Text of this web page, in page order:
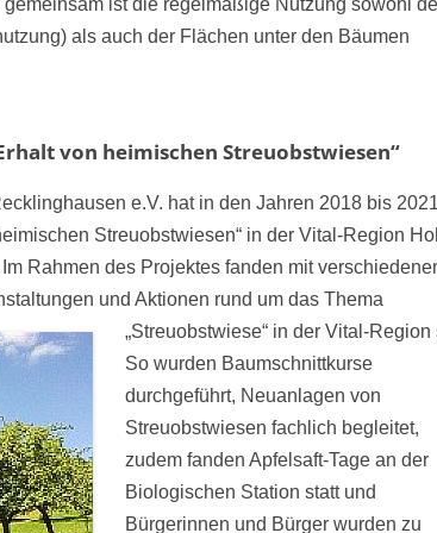
ist die regelmäßige Nutzung sowohl
als auch der Flächen unter den Bäumen
von heimischen Streuobstwiesen“
e.V. hat in den Jahren 2018 bis
Streuobstwiesen“ in der Vital-Region
Rahmen des Projektes fanden mit
und Aktionen rund um das Thema
„Streuobstwiese“ in der Vital-Region
So wurden Baumschnittkurse
durchgeführt, Neuanlagen von
Streuobstwiesen fachlich begleitet,
zudem fanden Apfelsaft-Tage an der
Biologischen Station statt und
Bürgerinnen und Bürger wurden zu